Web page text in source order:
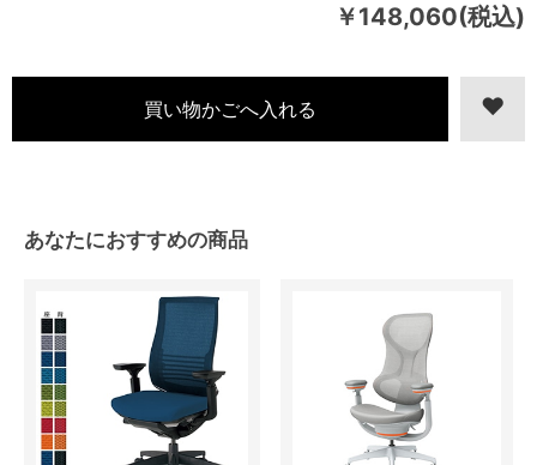
￥148,060(税込)
あなたにおすすめの商品